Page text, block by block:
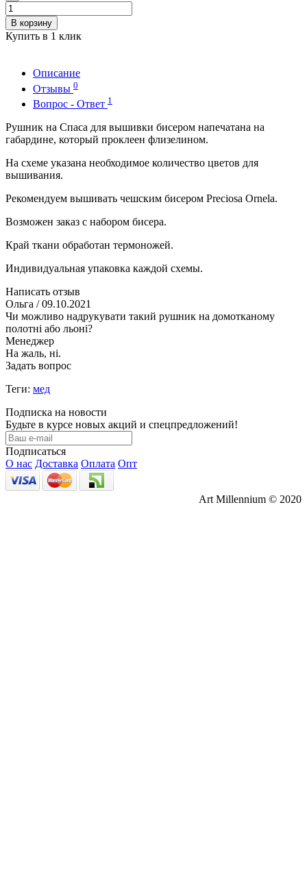
В корзину
Купить в 1 клик
Описание
Отзывы 0
Вопрос - Ответ 1
Рушник на Спаса для вышивки бисером напечатана на
габардине, который проклеен флизелином.
На схеме указана необходимое количество цветов для
вышивания.
Рекомендуем вышивать чешским бисером Preciosa Ornela.
Возможен заказ с набором бисера.
Край ткани обработан термоножей.
Индивидуальная упаковка каждой схемы.
Написать отзыв
Ольга / 09.10.2021
Чи можливо надрукувати такий рушник на домотканому
полотні або льоні?
Менеджер
На жаль, ні.
Задать вопрос
Теги: мед
Подписка на новости
Будьте в курсе новых акций и спецпредложений!
Подписаться
О нас Доставка Оплата Опт
Art Millennium © 2020